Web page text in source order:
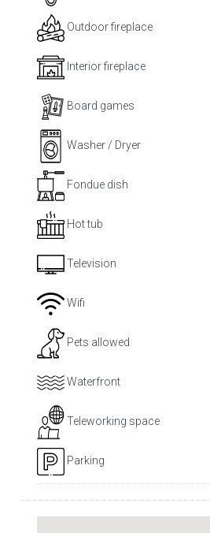
Outdoor fireplace
Interior fireplace
Board games
Washer / Dryer
Fondue dish
Hot tub
Television
Wifi
Pets allowed
Waterfront
Teleworking space
Parking